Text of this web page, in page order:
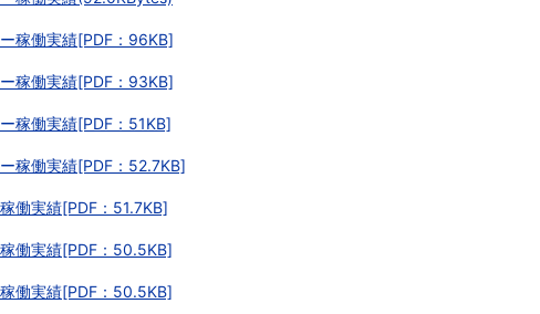
稼働実績[PDF：96KB]
稼働実績[PDF：93KB]
稼働実績[PDF：51KB]
稼働実績[PDF：52.7KB]
働実績[PDF：51.7KB]
働実績[PDF：50.5KB]
働実績[PDF：50.5KB]